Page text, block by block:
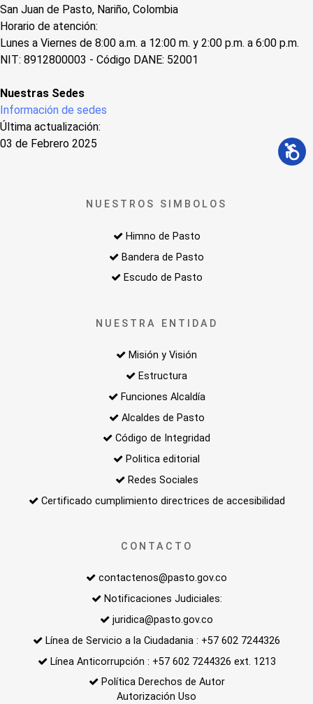
San Juan de Pasto, Nariño, Colombia
Horario de atención:
Lunes a Viernes de 8:00 a.m. a 12:00 m. y 2:00 p.m. a 6:00 p.m.
NIT: 8912800003 - Código DANE: 52001
Nuestras Sedes
Información de sedes
Última actualización:
03 de Febrero 2025
NUESTROS SIMBOLOS
Himno de Pasto
Bandera de Pasto
Escudo de Pasto
NUESTRA ENTIDAD
Misión y Visión
Estructura
Funciones Alcaldía
Alcaldes de Pasto
Código de Integridad
Politica editorial
Redes Sociales
Certificado cumplimiento directrices de accesibilidad
CONTACTO
contactenos@pasto.gov.co
Notificaciones Judiciales:
juridica@pasto.gov.co
Línea de Servicio a la Ciudadania : +57 602 7244326
Línea Anticorrupción : +57 602 7244326 ext. 1213
Política Derechos de Autor
Autorización Uso